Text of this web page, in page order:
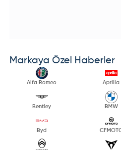
Markaya Özel Haberler
Alfa Romeo Aprilia
Bentley BMW
Byd